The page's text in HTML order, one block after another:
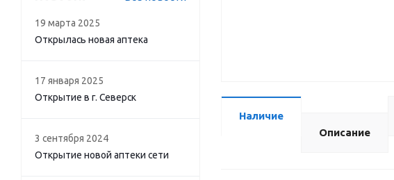
Наличие
Описание
19 марта 2025
Открылась новая аптека
17 января 2025
Открытие в г. Северск
3 сентября 2024
Открытие новой аптеки сети